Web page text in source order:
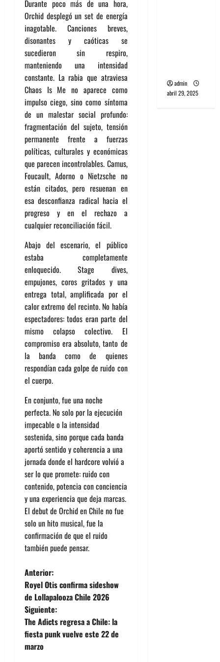
Durante poco más de una hora,
Orchid desplegó un set de energía
inagotable. Canciones breves,
disonantes y caóticas se
sucedieron sin respiro,
manteniendo una intensidad
constante. La rabia que atraviesa
Chaos Is Me no aparece como
impulso ciego, sino como síntoma
de un malestar social profundo:
fragmentación del sujeto, tensión
permanente frente a fuerzas
políticas, culturales y económicas
que parecen incontrolables. Camus,
Foucault, Adorno o Nietzsche no
están citados, pero resuenan en
esa desconfianza radical hacia el
progreso y en el rechazo a
cualquier reconciliación fácil.
Abajo del escenario, el público
estaba completamente
enloquecido. Stage dives,
empujones, coros gritados y una
entrega total, amplificada por el
calor extremo del recinto. No había
espectadores: todos eran parte del
mismo colapso colectivo. El
compromiso era absoluto, tanto de
la banda como de quienes
respondían cada golpe de ruido con
el cuerpo.
En conjunto, fue una noche
perfecta. No solo por la ejecución
impecable o la intensidad
sostenida, sino porque cada banda
aportó sentido y coherencia a una
jornada donde el hardcore volvió a
ser lo que promete: ruido con
contenido, potencia con conciencia
y una experiencia que deja marcas.
El debut de Orchid en Chile no fue
solo un hito musical, fue la
confirmación de que el ruido
también puede pensar.
N
a
v
e
Anterior:
Royel Otis confirma sideshow
de Lollapalooza Chile 2026
Siguiente:
The Adicts regresa a Chile: la
fiesta punk vuelve este 22 de
marzo
admin
abril 29, 2025